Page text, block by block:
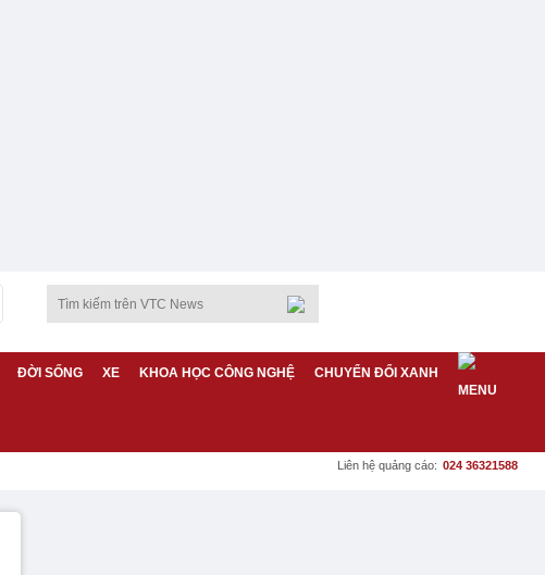
ĐỜI SỐNG XE KHOA HỌC CÔNG NGHỆ CHUYỂN ĐỔI XANH
Liên hệ quảng cáo: 024 36321588